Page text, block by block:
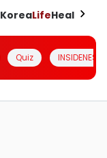
KoreaLifeHealth
Quiz INSIDENESIA